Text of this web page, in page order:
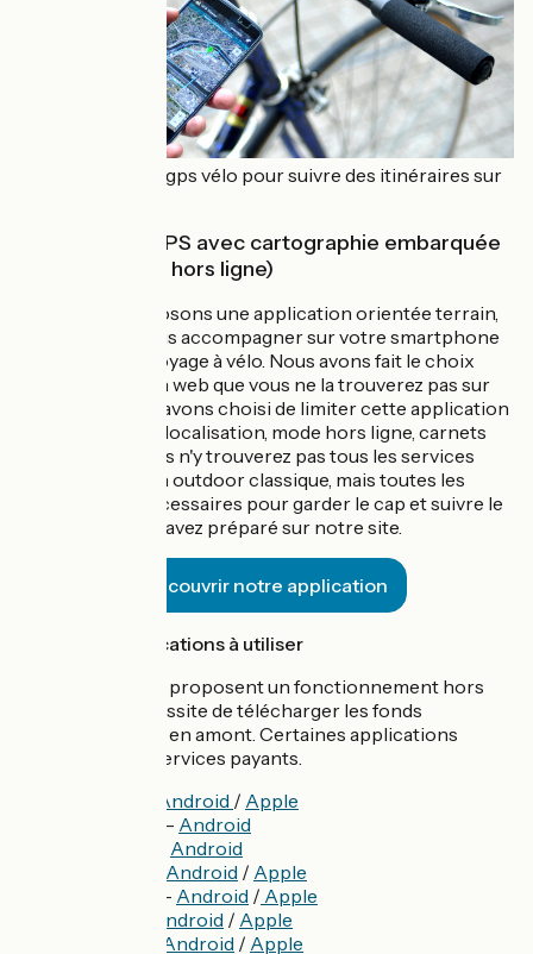
Les applications gps vélo pour suivre des itinéraires sur
Applications GPS avec cartographie embarquée
(avec un mode hors ligne)
Nous vous proposons une application orientée terrain,
conçue pour vous accompagner sur votre smartphone
pendant votre voyage à vélo. Nous avons fait le choix
d'une application web que vous ne la trouverez pas sur
les stores. Nous avons choisi de limiter cette application
à l'essentiel (géolocalisation, mode hors ligne, carnets
embarqués). Vous n'y trouverez pas tous les services
d'une application outdoor classique, mais toutes les
informations nécessaires pour garder le cap et suivre le
voyage que vous avez préparé sur notre site.
Découvrir notre application
Les autres applications à utiliser
Ces applications proposent un fonctionnement hors
ligne, ce qui nécessite de télécharger les fonds
cartographiques en amont. Certaines applications
proposent des services payants.
Android / Apple
Locus Map - Android
Android
Android / Apple
Visorando - Android / Apple
Android / Apple
Android / Apple